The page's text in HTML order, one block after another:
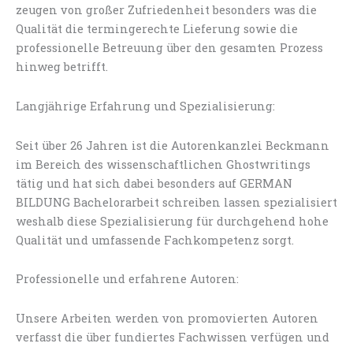
zeugen von großer Zufriedenheit besonders was die
Qualität die termingerechte Lieferung sowie die
professionelle Betreuung über den gesamten Prozess
hinweg betrifft.
Langjährige Erfahrung und Spezialisierung:
Seit über 26 Jahren ist die Autorenkanzlei Beckmann
im Bereich des wissenschaftlichen Ghostwritings
tätig und hat sich dabei besonders auf GERMAN
BILDUNG Bachelorarbeit schreiben lassen spezialisiert
weshalb diese Spezialisierung für durchgehend hohe
Qualität und umfassende Fachkompetenz sorgt.
Professionelle und erfahrene Autoren:
Unsere Arbeiten werden von promovierten Autoren
verfasst die über fundiertes Fachwissen verfügen und